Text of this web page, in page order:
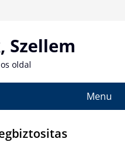
Szellem
oldal
Menu